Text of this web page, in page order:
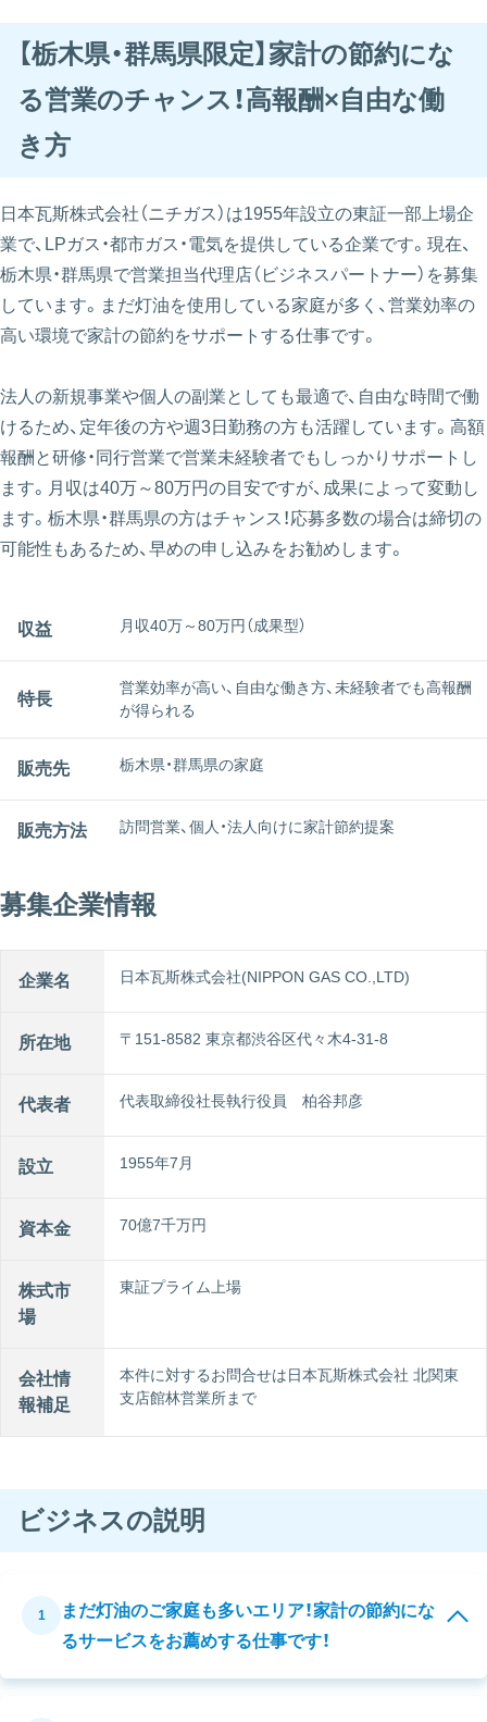
【栃木県・群馬県限定】家計の節約にな
る営業のチャンス！高報酬×自由な働
き方
日本瓦斯株式会社（ニチガス）は1955年設立の東証一部上場企
業で、LPガス・都市ガス・電気を提供している企業です。現在、
栃木県・群馬県で営業担当代理店（ビジネスパートナー）を募集
しています。まだ灯油を使用している家庭が多く、営業効率の
高い環境で家計の節約をサポートする仕事です。
法人の新規事業や個人の副業としても最適で、自由な時間で働
けるため、定年後の方や週3日勤務の方も活躍しています。高額
報酬と研修・同行営業で営業未経験者でもしっかりサポートし
ます。月収は40万～80万円の目安ですが、成果によって変動し
ます。栃木県・群馬県の方はチャンス！応募多数の場合は締切の
可能性もあるため、早めの申し込みをお勧めします。
収益 月収40万～80万円（成果型）
特長
営業効率が高い、自由な働き方、未経験者でも高報酬
が得られる
販売先 栃木県・群馬県の家庭
販売方法 訪問営業、個人・法人向けに家計節約提案
募集企業情報
企業名 日本瓦斯株式会社(NIPPON GAS CO.,LTD)
所在地 〒151-8582 東京都渋谷区代々木4-31-8
代表者 代表取締役社長執行役員 柏谷邦彦
設立 1955年7月
資本金 70億7千万円
株式市
場
東証プライム上場
会社情
報補足
本件に対するお問合せは日本瓦斯株式会社 北関東
支店館林営業所まで
ビジネスの説明
1
まだ灯油のご家庭も多いエリア！家計の節約にな
るサービスをお薦めする仕事です！